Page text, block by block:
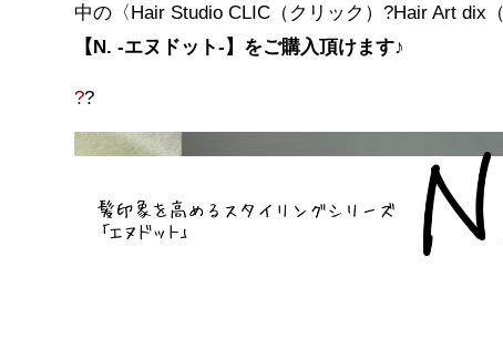
中の〈Hair Studio CLIC（クリック）?Hair Art dix
【N. -エヌドット-】をご購入頂けます♪
??